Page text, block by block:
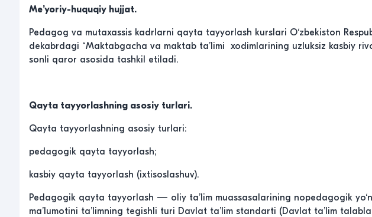
Me’yoriy-huquqiy hujjat.
Pedagog va mutaxassis kadrlarni qayta tayyorlash kurslari O‘zbekiston
dekabrdagi “Maktabgacha va maktab ta’limi xodimlarining uzluksiz kasbiy
sonli qaror asosida tashkil etiladi.
Qayta tayyorlashning asosiy turlari.
Qayta tayyorlashning asosiy turlari:
pedagogik qayta tayyorlash;
kasbiy qayta tayyorlash (ixtisoslashuv).
Pedagogik qayta tayyorlash — oliy ta’lim muassasalarining nopedagogik
ma’lumotini ta’limning tegishli turi Davlat ta’lim standarti (Davlat ta’lim